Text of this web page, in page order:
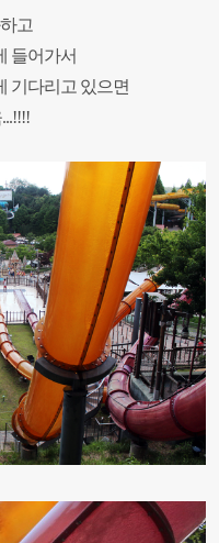
고
들어가서
기 다리고 있으면
.!!!!